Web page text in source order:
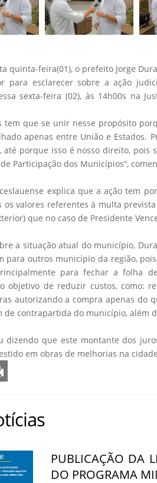
quinta-feira(01), o prefeito Jorge
para esclarecer sobre a ação
sexta-feira (02), às 14h00s na
tem que se unir nesse propósito
apenas entre União e Estados.
até porque isso é nosso direito, pois
Participação dos Municípios”,
explica que a ação tem
valores referentes à multa
que no caso de Presidente
a situação atual do município,
para outros município da região,
para fechar a folha
objetivo de reduzir custos, como:
autorizando a compra apenas do
de contrapartida do município, além
dizendo que este montante dos
em obras de melhorias na
PUBLICAÇÃO DA
DO PROGRAMA